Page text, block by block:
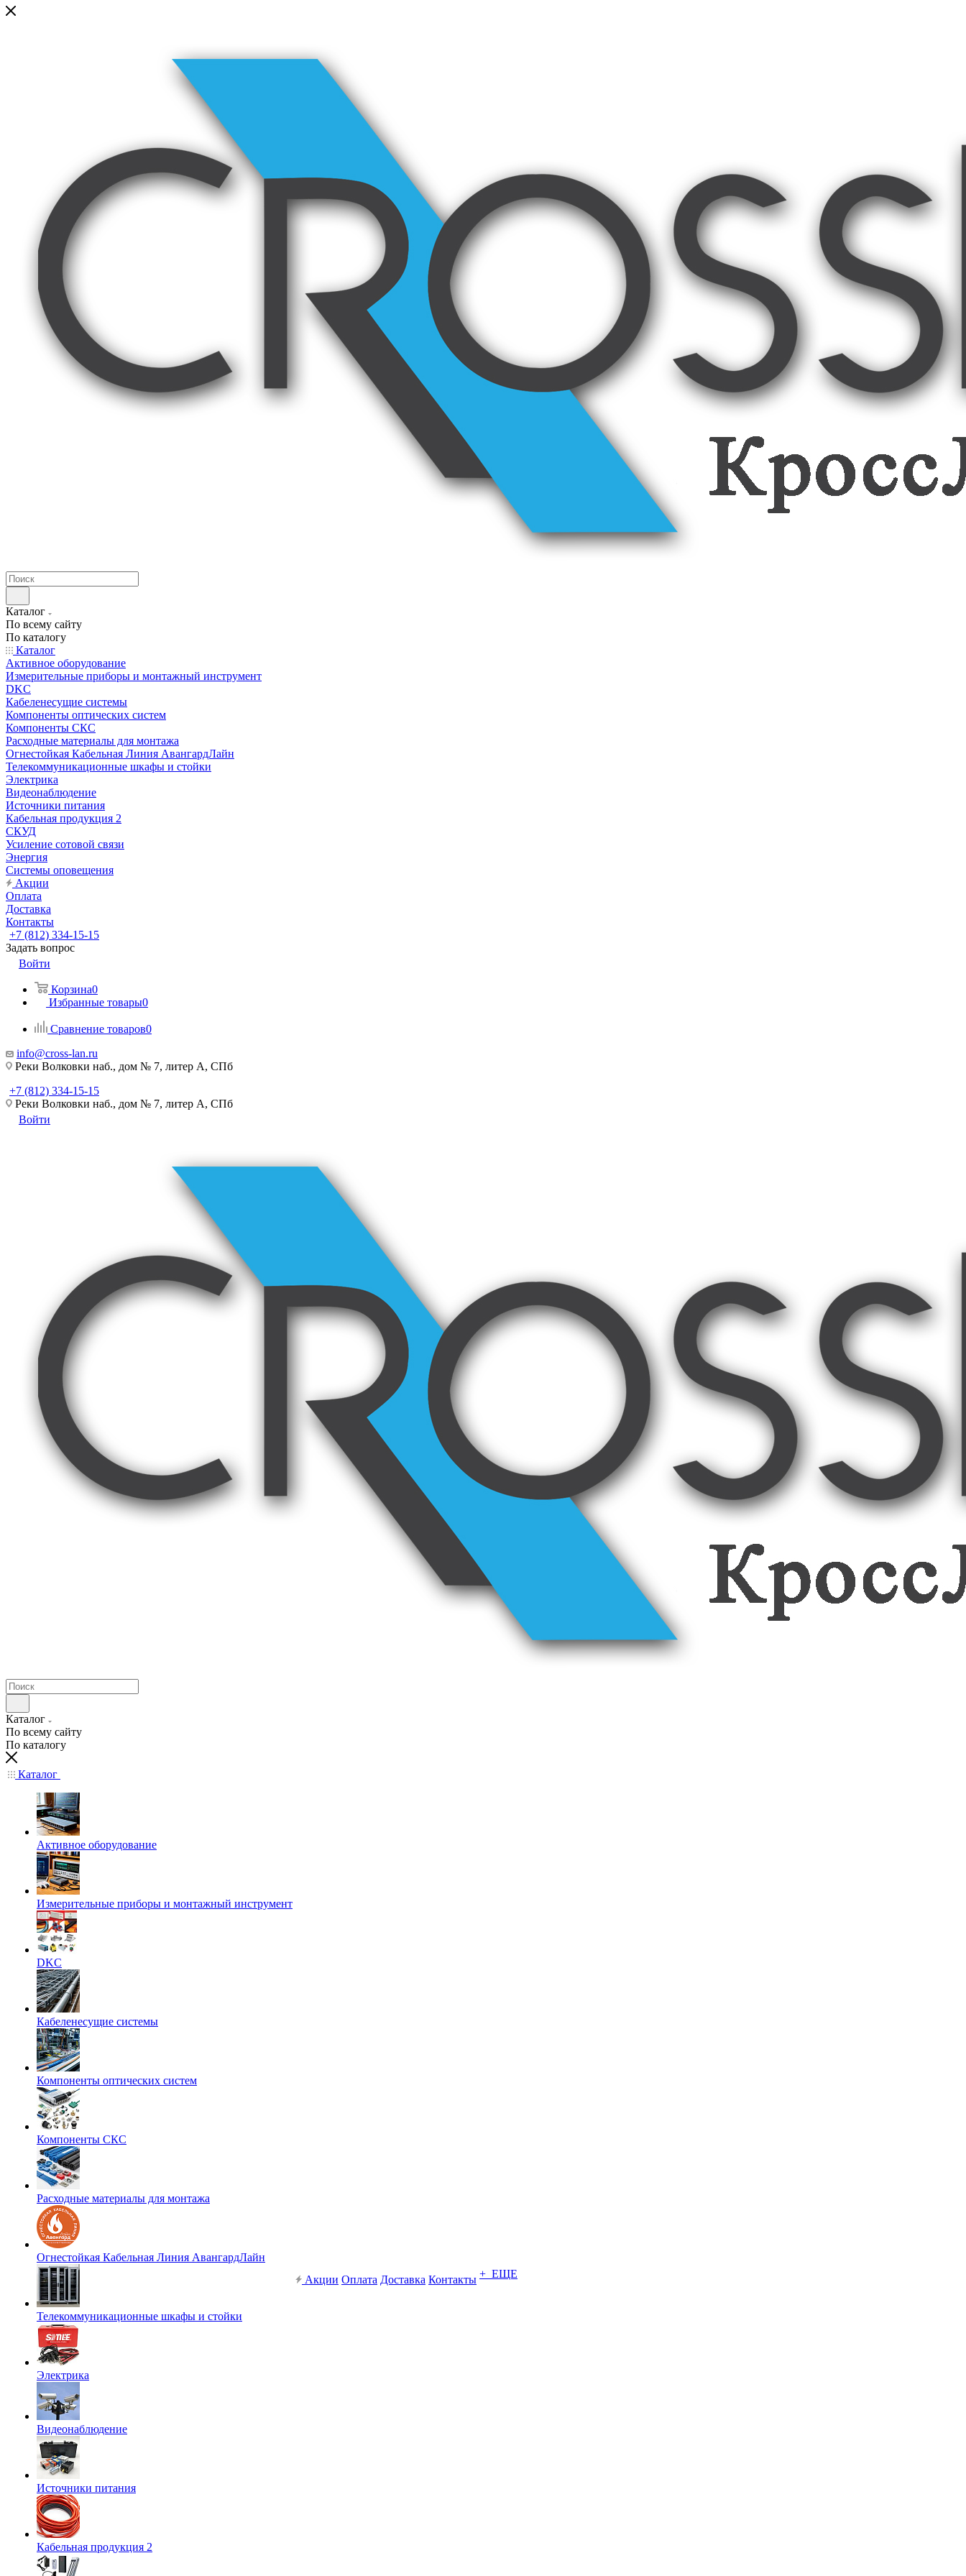
Каталог
По всему сайту
По каталогу
Каталог
Активное оборудование
Измерительные приборы и монтажный инструмент
DKC
Кабеленесущие системы
Компоненты оптических систем
Компоненты СКС
Расходные материалы для монтажа
Огнестойкая Кабельная Линия АвангардЛайн
Телекоммуникационные шкафы и стойки
Электрика
Видеонаблюдение
Источники питания
Кабельная продукция 2
СКУД
Усиление сотовой связи
Энергия
Системы оповещения
Акции
Оплата
Доставка
Контакты
+7 (812) 334-15-15
Задать вопрос
Войти
Корзина0
Избранные товары0
Сравнение товаров0
info@cross-lan.ru
Реки Волковки наб., дом № 7, литер А, СПб
+7 (812) 334-15-15
Реки Волковки наб., дом № 7, литер А, СПб
Войти
Каталог
По всему сайту
По каталогу
Каталог
Активное оборудование
Измерительные приборы и монтажный инструмент
DKC
Кабеленесущие системы
Компоненты оптических систем
Компоненты СКС
Расходные материалы для монтажа
Огнестойкая Кабельная Линия АвангардЛайн
Телекоммуникационные шкафы и стойки
Электрика
Видеонаблюдение
Источники питания
Кабельная продукция 2
Акции Оплата Доставка Контакты + ЕЩЕ